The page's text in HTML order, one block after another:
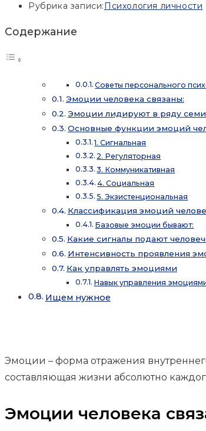
Рубрика записи: Психология личности
Содержание
Советы персонального
Эмоции человека связаны:
Эмоции лидируют в ряду
Основные функции эмоций
1. Сигнальная
2. Регуляторная
3. Коммуникативная
4. Социальная
5. Экзистенциональная
Классификация эмоций
Базовые эмоции бывают:
Какие сигналы подают
Интенсивность проявления
Как управлять эмоциями
Навык управления
Ищем нужное
Эмоции – форма отражения
составляющая жизни абсолютно
Эмоции человека